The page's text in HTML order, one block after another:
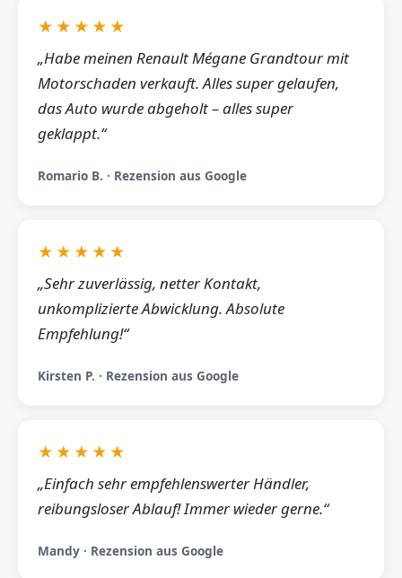
★★★★★
„Habe meinen Renault Mégane Grandtour mit
Motorschaden verkauft. Alles super gelaufen,
das Auto wurde abgeholt – alles super
geklappt.“
Romario B. · Rezension aus Google
★★★★★
„Sehr zuverlässig, netter Kontakt,
unkomplizierte Abwicklung. Absolute
Empfehlung!“
Kirsten P. · Rezension aus Google
★★★★★
„Einfach sehr empfehlenswerter Händler,
reibungsloser Ablauf! Immer wieder gerne.“
Mandy · Rezension aus Google